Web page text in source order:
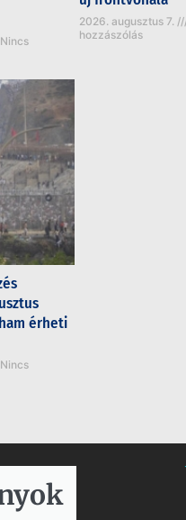
Nincs
2026. augusztus 7.
hozzászólás
érheti
Nincs